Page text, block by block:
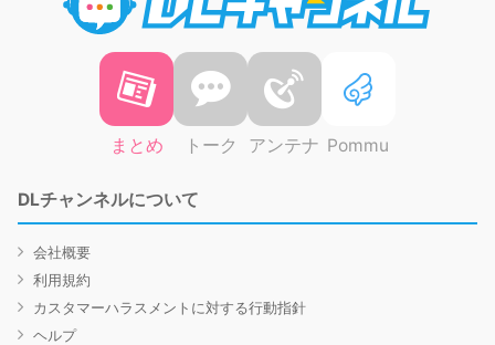
まとめ トーク アンテナ Pommu
DLチャンネルについて
会社概要
利用規約
カスタマーハラスメントに対する行動指針
ヘルプ